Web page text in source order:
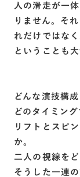
人の滑走が一
りません。そ
れだけではな
ということも大
どんな演技構成
どのタイミン
リフトとスピ
か。
二人の視線を
そうした一連